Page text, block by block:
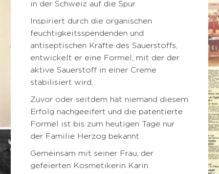
in der Schweiz auf die Spur.
Inspiriert durch die organischen
feuchtigkeitsspendenden und
antiseptischen Kräfte des Sauerstoffs,
entwickelt er eine Formel, mit der der
aktive Sauerstoff in einer Creme
stabilisiert wird.
Zuvor oder seitdem hat niemand diesem
Erfolg nachgeeifert und die patentierte
Formel ist bis zum heutigen Tage nur
der Familie Herzog bekannt.
Gemeinsam mit seiner Frau, der
gefeierten Kosmetikerin Karin